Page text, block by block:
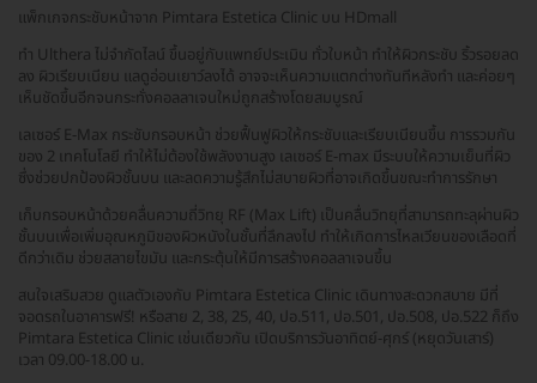
แพ็กเกจกระชับหน้าจาก Pimtara Estetica Clinic บน HDmall
ทำ Ulthera ไม่จำกัดไลน์ ขึ้นอยู่กับแพทย์ประเมิน ทั่วใบหน้า ทำให้ผิวกระชับ ริ้วรอยลด
ลง ผิวเรียบเนียน แลดูอ่อนเยาว์ลงได้ อาจจะเห็นความแตกต่างทันทีหลังทำ และค่อยๆ
เห็นชัดขึ้นอีกจนกระทั่งคอลลาเจนใหม่ถูกสร้างโดยสมบูรณ์
เลเซอร์ E-Max กระชับกรอบหน้า ช่วยฟื้นฟูผิวให้กระชับและเรียบเนียนขึ้น การรวมกัน
ของ 2 เทคโนโลยี ทำให้ไม่ต้องใช้พลังงานสูง เลเซอร์ E-max มีระบบให้ความเย็นที่ผิว
ซึ่งช่วยปกป้องผิวชั้นบน และลดความรู้สึกไม่สบายผิวที่อาจเกิดขึ้นขณะทำการรักษา
เก็บกรอบหน้าด้วยคลื่นความถี่วิทยุ RF (Max Lift) เป็นคลื่นวิทยุที่สามารถทะลุผ่านผิว
ชั้นบนเพื่อเพิ่มอุณหภูมิของผิวหนังในชั้นที่ลึกลงไป ทำให้เกิดการไหลเวียนของเลือดที่
ดีกว่าเดิม ช่วยสลายไขมัน และกระตุ้นให้มีการสร้างคอลลาเจนขึ้น
สนใจเสริมสวย ดูแลตัวเองกับ Pimtara Estetica Clinic เดินทางสะดวกสบาย มีที่
จอดรถในอาคารฟรี! หรือสาย 2, 38, 25, 40, ปอ.511, ปอ.501, ปอ.508, ปอ.522 ก็ถึง
Pimtara Estetica Clinic เช่นเดียวกัน เปิดบริการวันอาทิตย์-ศุกร์ (หยุดวันเสาร์)
เวลา 09.00-18.00 น.